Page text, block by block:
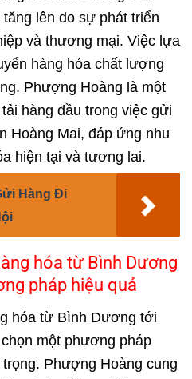
lên do sự phát triển
và thương mại. Việc lựa
hàng hóa chất lượng
Phượng Hoàng là một
hàng đầu trong việc gửi
Hoàng Mai, đáp ứng nhu
hiện tại và tương lai.
Hàng Đi
hóa từ Bình Dương
pháp hiệu quả
hóa từ Bình Dương tới
một phương pháp
Phượng Hoàng cung